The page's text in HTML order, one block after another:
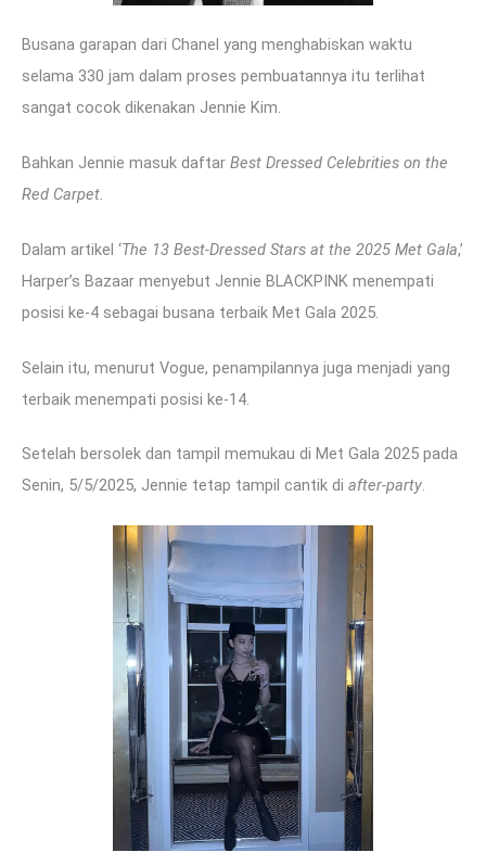
Busana garapan dari Chanel yang menghabiskan waktu
selama 330 jam dalam proses pembuatannya itu terlihat
sangat cocok dikenakan Jennie Kim.
Bahkan Jennie masuk daftar Best Dressed Celebrities on the
Red Carpet.
Dalam artikel ‘The 13 Best-Dressed Stars at the 2025 Met Gala,’
Harper’s Bazaar menyebut Jennie BLACKPINK menempati
posisi ke-4 sebagai busana terbaik Met Gala 2025.
Selain itu, menurut Vogue, penampilannya juga menjadi yang
terbaik menempati posisi ke-14.
Setelah bersolek dan tampil memukau di Met Gala 2025 pada
Senin, 5/5/2025, Jennie tetap tampil cantik di after-party.